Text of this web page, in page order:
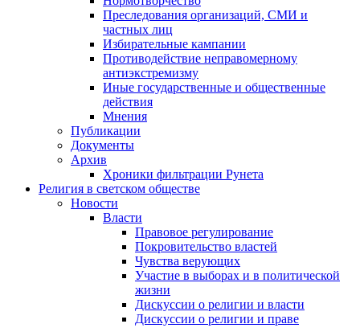
Преследования организаций, СМИ и
частных лиц
Избирательные кампании
Противодействие неправомерному
антиэкстремизму
Иные государственные и общественные
действия
Мнения
Публикации
Документы
Архив
Хроники фильтрации Рунета
Религия в светском обществе
Новости
Власти
Правовое регулирование
Покровительство властей
Чувства верующих
Участие в выборах и в политической
жизни
Дискуссии о религии и власти
Дискуссии о религии и праве